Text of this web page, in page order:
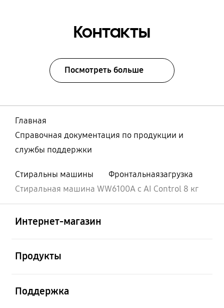
Контакты
Посмотреть больше
Главная
Справочная документация по продукции и
службы поддержки
Стиральны машины
Фронтальнаязагрузка
Стиральная машина WW6100A c AI Control 8 кг
Интернет-магазин
Продукты
Поддержка